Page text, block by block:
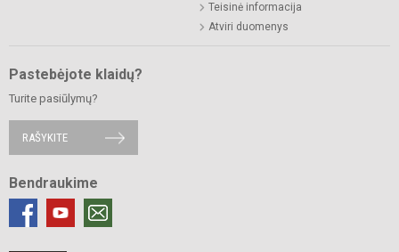
Teisinė informacija
Atviri duomenys
Pastebėjote klaidų?
Turite pasiūlymų?
RAŠYKITE
Bendraukime